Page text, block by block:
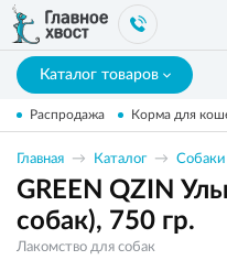
Каталог товаров
Распродажа Корма для
Главная Каталог Собаки
GREEN QZIN
собак), 750 гр.
Лакомство для собак